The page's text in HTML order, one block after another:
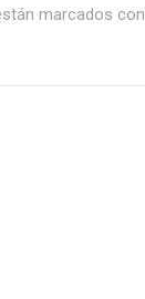
marcados con